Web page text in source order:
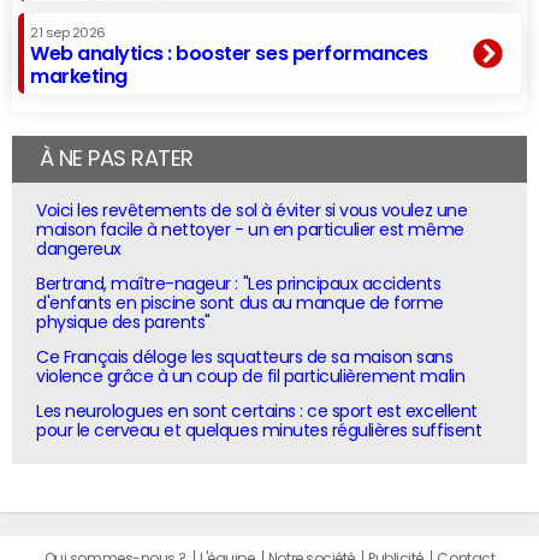
21 sep 2026
Web analytics : booster ses performances
marketing
À NE PAS RATER
Voici les revêtements de sol à éviter si vous voulez une
maison facile à nettoyer - un en particulier est même
dangereux
Bertrand, maître-nageur : "Les principaux accidents
d'enfants en piscine sont dus au manque de forme
physique des parents"
Ce Français déloge les squatteurs de sa maison sans
violence grâce à un coup de fil particulièrement malin
Les neurologues en sont certains : ce sport est excellent
pour le cerveau et quelques minutes régulières suffisent